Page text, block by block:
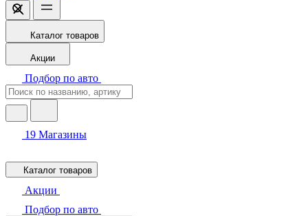
Каталог товаров
Акции
Подбор по авто
19 Магазины
Каталог товаров
Акции
Подбор по авто